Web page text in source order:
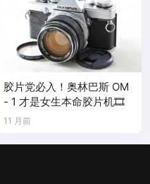
胶片党必入！奥林巴斯 OM
- 1 才是女生本命胶片机🎞️
11 月前